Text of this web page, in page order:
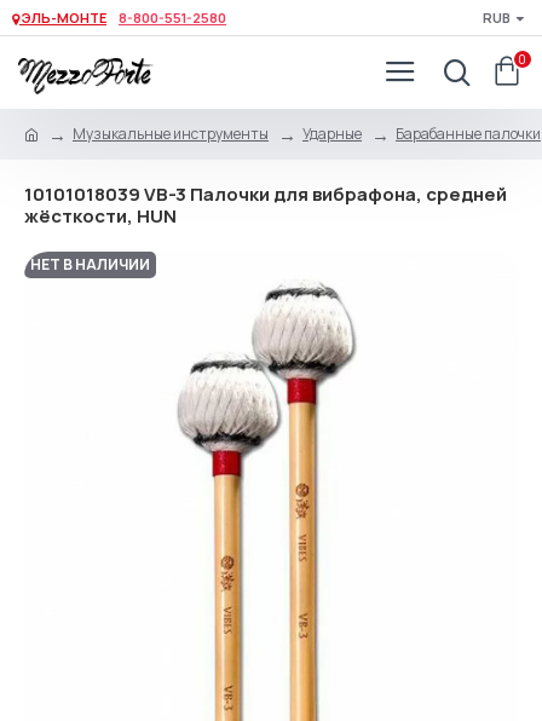
ЭЛЬ-МОНТЕ 8-800-551-2580 RUB
0
Музыкальные инструменты Ударные Барабанные
10101018039 VB-3 Палочки для вибрафона, средней
жёсткости, HUN
НЕТ В НАЛИЧИИ